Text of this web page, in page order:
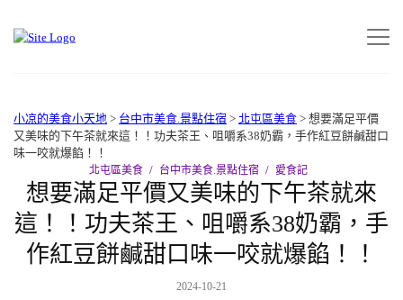
小凉的美食小天地 > 台中市美食.景點住宿 > 北屯區美食 > 想要滿足平價
又美味的下午茶就來這！！功夫茶王、咀嚼系38奶霸，手作紅豆餅鹹甜口
味一咬就爆餡！！
北屯區美食 台中市美食.景點住宿 愛食記
想要滿足平價又美味的下午茶就來
這！！功夫茶王、咀嚼系38奶霸，手
作紅豆餅鹹甜口味一咬就爆餡！！
2024-10-21